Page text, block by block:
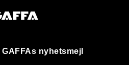
nyhetsmejl